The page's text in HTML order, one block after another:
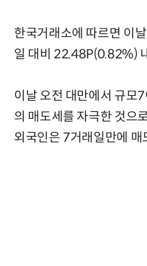
한국거래소에 따르면 이
일 대비 22.48P(0.82%)
이날 오전 대만에서 규모
의 매도세를 자극한 것으
외국인은 7거래일만에 매